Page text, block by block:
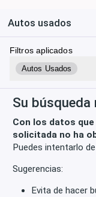
Autos usados
Filtros aplicados
Autos Usados
Su
Con los datos
solicitada no ha
Puedes intentarlo
Sugerencias:
Evita de hacer